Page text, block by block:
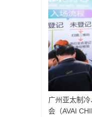
广州亚太制
会（AVAI